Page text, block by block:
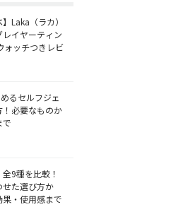
Laka（ラカ）
イヤーティン
ォッチつきレビ
るセルフジェ
必要なものか
で
全9種を比較！
た選び方か
・使用感まで